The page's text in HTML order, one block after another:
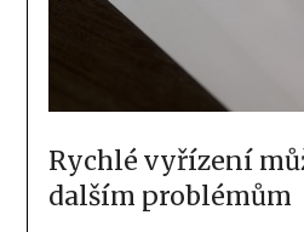
Rychlé vyřízení
dalším problémům